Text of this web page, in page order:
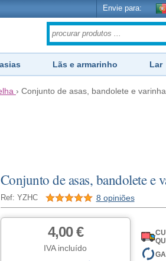
Envie para:
Lãs e armarinho Lar
› Conjunto de asas, bandolete e
Conjunto de asas, bandolete e
Ref: YZHC 8 opiniões
4,00 €
IVA incluído